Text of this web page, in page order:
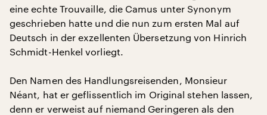
eine echte Trouvaille, die Camus unter Synonym
geschrieben hatte und die nun zum ersten Mal auf
Deutsch in der exzellenten Übersetzung von Hinrich
Schmidt-Henkel vorliegt.
Den Namen des Handlungsreisenden, Monsieur
Néant, hat er geflissentlich im Original stehen lassen,
denn er verweist auf niemand Geringeren als den